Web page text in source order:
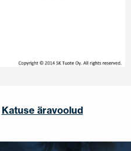
Katuse äravoolud